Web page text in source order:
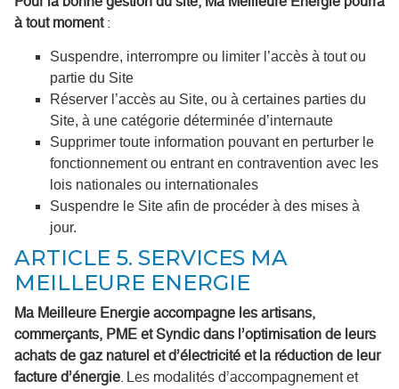
à tout moment:
Suspendre, interrompre ou limiter l’accès à tout ou
partie du Site
Réserver l’accès au Site, ou à certaines parties du
Site, à une catégorie déterminée d’internaute
Supprimer toute information pouvant en perturber le
fonctionnement ou entrant en contravention avec les
lois nationales ou internationales
Suspendre le Site afin de procéder à des mises à
jour.
ARTICLE 5. SERVICES MA
MEILLEURE ENERGIE
Ma Meilleure Energie accompagne les artisans,
commerçants, PME et Syndic dans l’optimisation de leurs
achats de gaz naturel et d’électricité et la réduction de leur
facture d’énergie. Les modalités d’accompagnement et